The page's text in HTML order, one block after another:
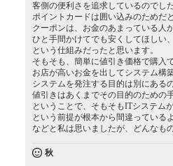
客側の便利さを追求しているのでし
ポイントカードは囲い込みのためだ
クーポンは、お金のあまっている人
ひと手間かけてでも安くしてほしい
という仕組みだったと思います。
そもそも、簡単に値引き価格で購入
お店が高いお金を出してシステム構
システムを発注する目的は別にある
値引きはあくまでその目的のための
ということで、そもそもITシステム
という前提が根本から間違っている
などと私は思いましたが、どんなも
秋